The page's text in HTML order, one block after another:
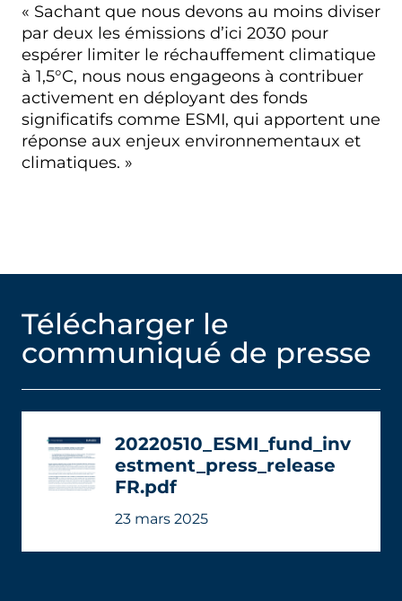
« Sachant que nous devons au moins diviser
par deux les émissions d’ici 2030 pour
espérer limiter le réchauffement climatique
à 1,5°C, nous nous engageons à contribuer
activement en déployant des fonds
significatifs comme ESMI, qui apportent une
réponse aux enjeux environnementaux et
climatiques. »
Télécharger le
communiqué de presse
20220510_ESMI_fund_inv
estment_press_release
FR.pdf
23 mars 2025